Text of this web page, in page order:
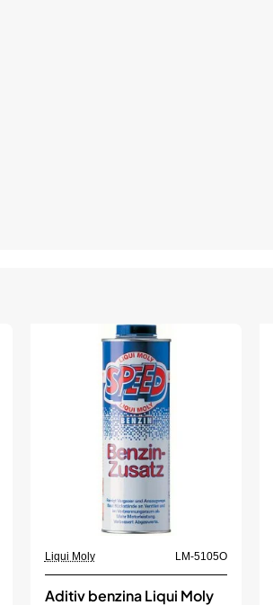
Liqui Moly LM-5105O
Aditiv benzina Liqui Moly